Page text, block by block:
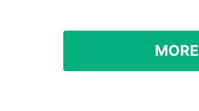
MORE